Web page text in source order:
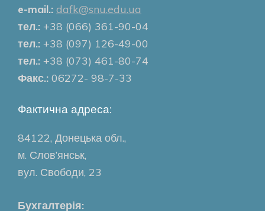
e-mail.: dafk@snu.edu.ua
тел.: +38 (066) 361-90-04
тел.: +38 (097) 126-49-00
тел.: +38 (073) 461-80-74
Факс.: 06272- 98-7-33
Фактична адреса:
84122, Донецька обл.,
м. Слов’янськ,
вул. Свободи, 23
Бухгалтерія: